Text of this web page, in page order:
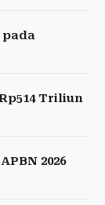
pada
Triliun
2026